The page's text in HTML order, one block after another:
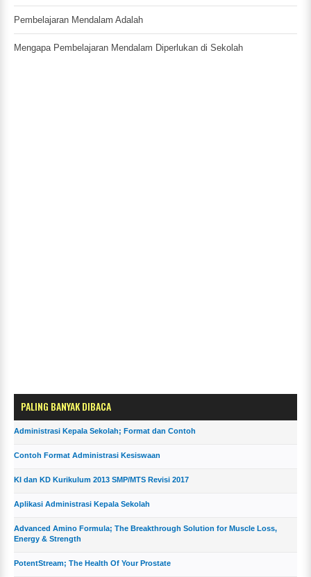
Pembelajaran Mendalam Adalah
Mengapa Pembelajaran Mendalam Diperlukan di Sekolah
PALING BANYAK DIBACA
Administrasi Kepala Sekolah; Format dan Contoh
Contoh Format Administrasi Kesiswaan
KI dan KD Kurikulum 2013 SMP/MTS Revisi 2017
Aplikasi Administrasi Kepala Sekolah
Advanced Amino Formula; The Breakthrough Solution for Muscle Loss,
Energy & Strength
PotentStream; The Health Of Your Prostate